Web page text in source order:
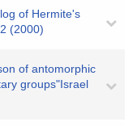
of Hermite's
(2000)
of antomorphic
groups"Israel